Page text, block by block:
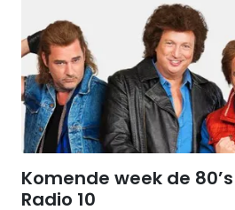
Komende week de
Radio 10